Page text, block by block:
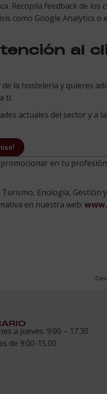
Recopila feedback de los
como Google Analytics o
al
la hostelería y quieres
ti.
actuales del sector y a
en tu profesión
Enología, Gestión
en nuestra web:
a jueves: 9:00 – 17.30
de 9:00-15.00